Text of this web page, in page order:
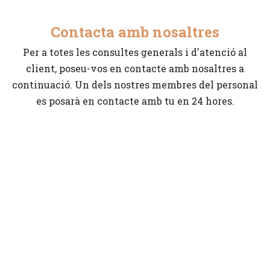
Contacta amb nosaltres
Per a totes les consultes generals i d'atenció al
client, poseu-vos en contacte amb nosaltres a
continuació. Un dels nostres membres del personal
es posarà en contacte amb tu en 24 hores.